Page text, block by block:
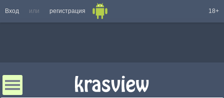
Вход или регистрация 18+